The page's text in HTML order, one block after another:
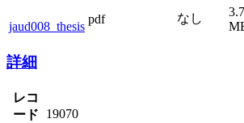
jaud008_thesis
pdf なし
詳細
レコ
ード
19070